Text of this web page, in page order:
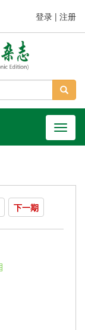
登录 | 注册
导航
下一期